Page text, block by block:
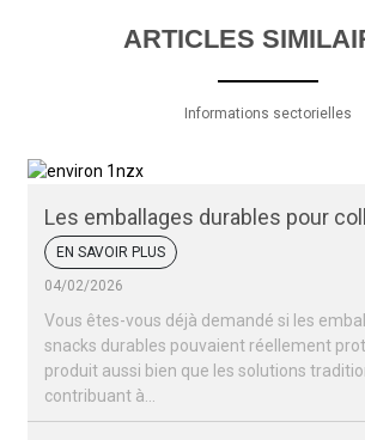
ARTICLES
Informations sectorielles
Les emballages durables pour
peuvent-ils protéger vos produits ?
EN SAVOIR PLUS
04/02/2026
Vous êtes-vous déjà demandé si les
snacks durables pouvaient réellement
produit aussi bien que les solutions
contribuant à...